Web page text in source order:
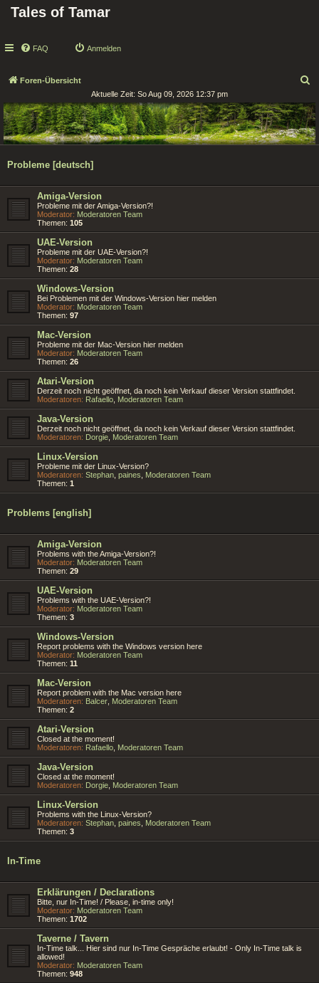
Tales of Tamar
FAQ Anmelden
Foren-Übersicht
c
h
e
Aktuelle Zeit: So Aug 09, 2026 12:37 pm
Probleme [deutsch]
Amiga-Version
Probleme mit der Amiga-Version?!
Moderator: Moderatoren Team
Themen: 105
UAE-Version
Probleme mit der UAE-Version?!
Moderator: Moderatoren Team
Themen: 28
Windows-Version
Bei Problemen mit der Windows-Version hier melden
Moderator: Moderatoren Team
Themen: 97
Mac-Version
Probleme mit der Mac-Version hier melden
Moderator: Moderatoren Team
Themen: 26
Atari-Version
Derzeit noch nicht geöffnet, da noch kein Verkauf dieser Version stattfindet.
Moderatoren: Rafaello Moderatoren Team
Java-Version
Derzeit noch nicht geöffnet, da noch kein Verkauf dieser Version stattfindet.
Moderatoren: Dorgie Moderatoren Team
Linux-Version
Probleme mit der Linux-Version?
Moderatoren: Stephan paines
Moderatoren Team
Themen: 1
Problems [english]
Amiga-Version
Problems with the Amiga-Version?!
Moderator: Moderatoren Team
Themen: 29
UAE-Version
Problems with the UAE-Version?!
Moderator: Moderatoren Team
Themen: 3
Windows-Version
Report problems with the Windows version here
Moderator: Moderatoren Team
Themen: 11
Mac-Version
Report problem with the Mac version here
Moderatoren: Balcer Moderatoren Team
Themen: 2
Atari-Version
Closed at the moment!
Moderatoren: Rafaello Moderatoren Team
Java-Version
Closed at the moment!
Moderatoren: Dorgie Moderatoren Team
Linux-Version
Problems with the Linux-Version?
Moderatoren: Stephan paines
Moderatoren Team
Themen: 3
In-Time
Erklärungen / Declarations
Bitte, nur In-Time! / Please, in-time only!
Moderator: Moderatoren Team
Themen: 1702
Taverne / Tavern
In-Time talk... Hier sind nur In-Time Gespräche erlaubt! - Only In-Time talk is
allowed!
Moderator: Moderatoren Team
Themen: 948